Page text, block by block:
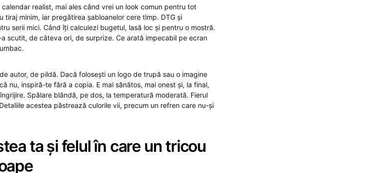
realist, mai ales când vrei un look comun pentru tot
tiraj minim, iar pregătirea șabloanelor cere timp. DTG și
serii mici. Când îți calculezi bugetul, lasă loc și pentru o mostră.
scutit, de câteva ori, de surprize. Ce arată impecabil pe ecran
autor, de pildă. Dacă folosești un logo de trupă sau o imagine
nu, inspiră-te fără a copia. E mai sănătos, mai onest și, la final,
Spălare blândă, pe dos, la temperatură moderată. Fierul
acestea păstrează culorile vii, precum un refren care nu-și
ta și felul în care un tricou